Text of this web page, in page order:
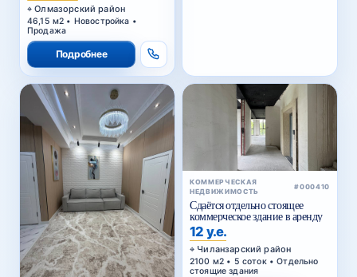
Олмазорский район
46,15 м2 • Новостройка •
Продажа
Подробнее
КОММЕРЧЕСКАЯ
НЕДВИЖИМОСТЬ
#000410
Сдаётся отдельно стоящее
коммерческое здание в аренду
12 у.е.
Чиланзарский район
2100 м2 • 5 соток • Отдельно
стоящие здания